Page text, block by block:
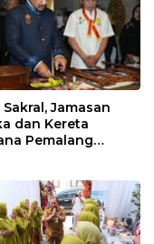
Jamasan
dan Kereta
Pemalang